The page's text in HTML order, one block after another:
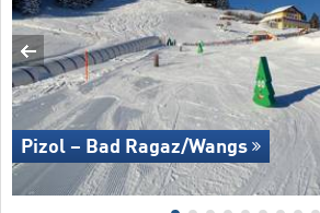
Pizol – Bad Ragaz/​Wangs